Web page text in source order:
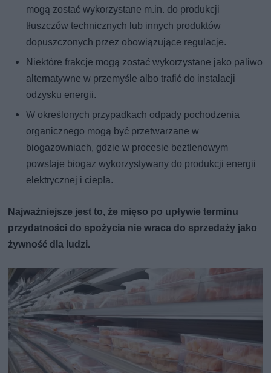
mogą zostać wykorzystane m.in. do produkcji
tłuszczów technicznych lub innych produktów
dopuszczonych przez obowiązujące regulacje.
Niektóre frakcje mogą zostać wykorzystane jako paliwo
alternatywne w przemyśle albo trafić do instalacji
odzysku energii.
W określonych przypadkach odpady pochodzenia
organicznego mogą być przetwarzane w
biogazowniach, gdzie w procesie beztlenowym
powstaje biogaz wykorzystywany do produkcji energii
elektrycznej i ciepła.
Najważniejsze jest to, że mięso po upływie terminu
przydatności do spożycia nie wraca do sprzedaży jako
żywność dla ludzi.